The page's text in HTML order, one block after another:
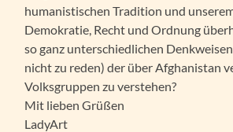
humanistischen Tradition und
Demokratie, Recht und Ordnung
so ganz unterschiedlichen
nicht zu reden) der über Afghanistan
Volksgruppen zu verstehen?
Mit lieben Grüßen
LadyArt